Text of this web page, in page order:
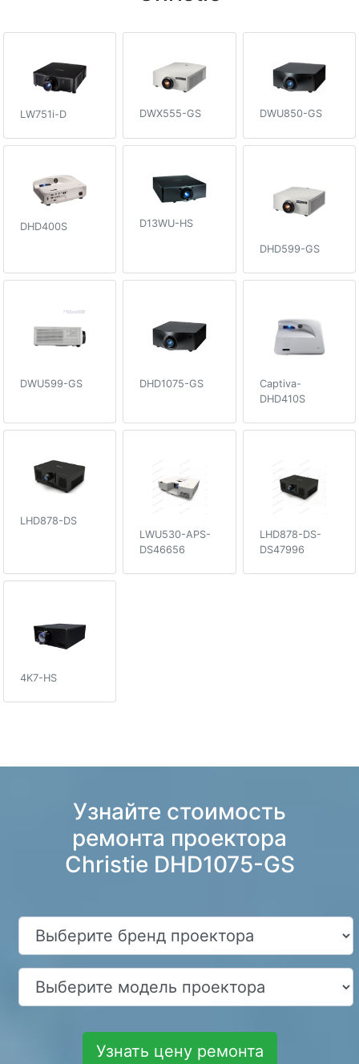
LW751i-D DWX555-GS DWU850-GS
DHD400S D13WU-HS
DHD599-GS
DWU599-GS DHD1075-GS
Captiva-
DHD410S
LHD878-DS
LWU530-APS-
DS46656
LHD878-DS-
DS47996
4K7-HS
Узнайте стоимость
ремонта проектора
Christie DHD1075-GS
Узнать цену ремонта